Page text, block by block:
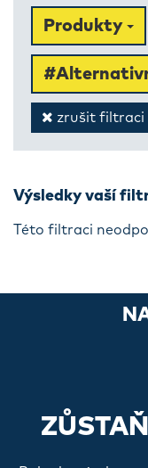
Produkty
zrušit filtraci
Výsledky vaší
Této filtraci